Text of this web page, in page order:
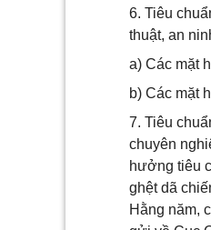
6. Tiêu
thuật, an
a) Các mặt
b) Các mặt
7. Tiêu
chuyên
hưởng tiêu
ghệt dã
Hằng năm,